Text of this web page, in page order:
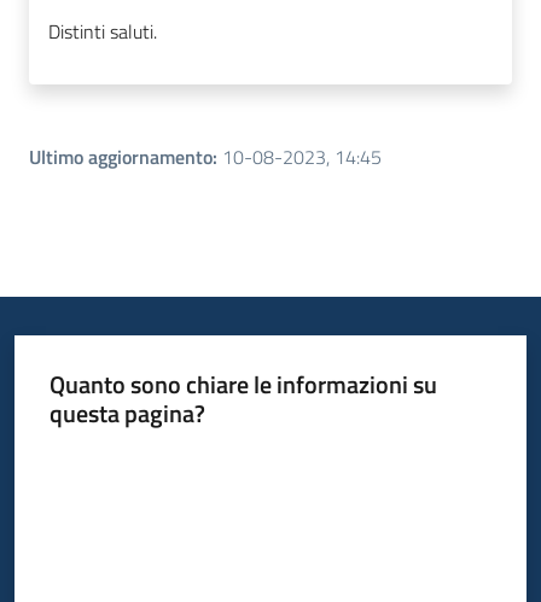
Distinti saluti.
Ultimo aggiornamento: 10-08-2023, 14:45
Quanto sono chiare le informazioni su
questa pagina?